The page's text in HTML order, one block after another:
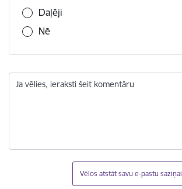
Daļēji
Nē
Ja vēlies, ieraksti šeit komentāru
Vēlos atstāt savu e-pastu saziņai